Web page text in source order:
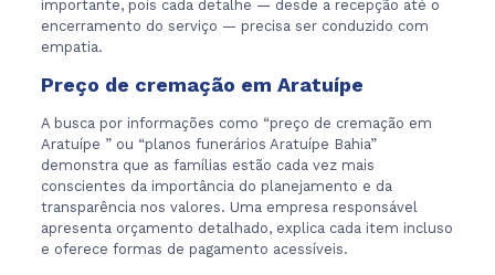
importante, pois cada detalhe — desde a recepção até o
encerramento do serviço — precisa ser conduzido com
empatia.
Preço de cremação em Aratuípe
A busca por informações como “preço de cremação em
Aratuípe ” ou “planos funerários Aratuípe Bahia”
demonstra que as famílias estão cada vez mais
conscientes da importância do planejamento e da
transparência nos valores. Uma empresa responsável
apresenta orçamento detalhado, explica cada item incluso
e oferece formas de pagamento acessíveis.